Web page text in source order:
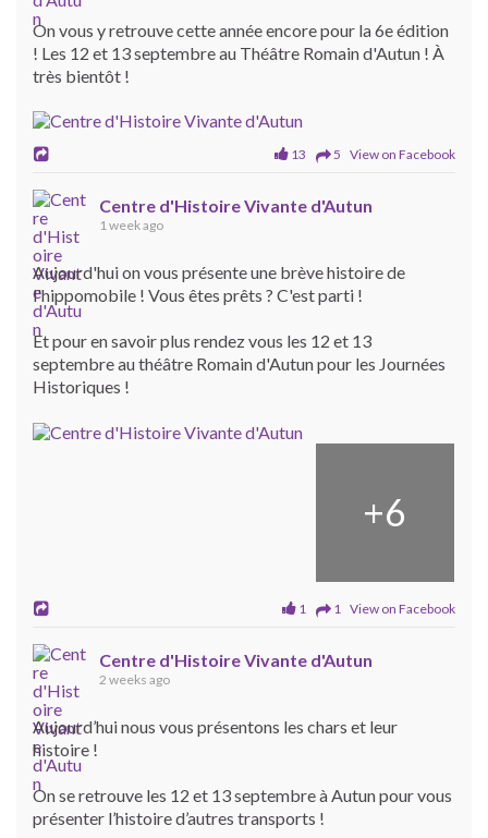
On vous y retrouve cette année encore pour la 6e édition
! Les 12 et 13 septembre au Théâtre Romain d'Autun ! À
très bientôt !
13 5 View on Facebook
Centre d'Histoire Vivante d'Autun
1 week ago
Aujourd'hui on vous présente une brève histoire de
l'hippomobile ! Vous êtes prêts ? C'est parti !
Et pour en savoir plus rendez vous les 12 et 13
septembre au théâtre Romain d'Autun pour les Journées
Historiques !
+6
1 1 View on Facebook
Centre d'Histoire Vivante d'Autun
2 weeks ago
Aujourd’hui nous vous présentons les chars et leur
histoire !
On se retrouve les 12 et 13 septembre à Autun pour vous
présenter l’histoire d’autres transports !